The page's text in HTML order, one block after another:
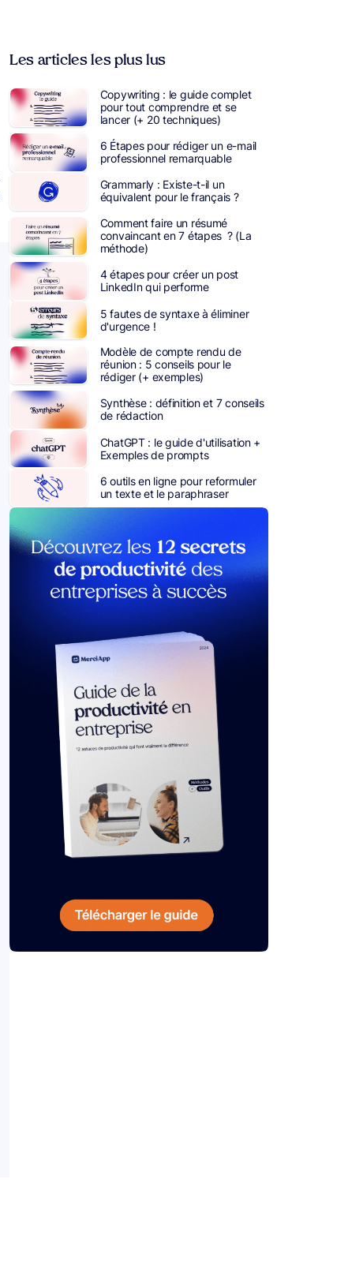
Les articles les plus lus
Copywriting : le guide complet
pour tout comprendre et se
lancer (+ 20 techniques)
6 Étapes pour rédiger un e-mail
professionnel remarquable
Grammarly : Existe-t-il un
équivalent pour le français ?
Comment faire un résumé
convaincant en 7 étapes ? (La
méthode)
4 étapes pour créer un post
LinkedIn qui performe
5 fautes de syntaxe à éliminer
d'urgence !
Modèle de compte rendu de
réunion : 5 conseils pour le
rédiger (+ exemples)
Synthèse : définition et 7 conseils
de rédaction
ChatGPT : le guide d'utilisation +
Exemples de prompts
6 outils en ligne pour reformuler
un texte et le paraphraser